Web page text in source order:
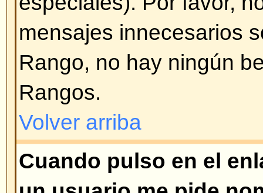
¿Cómo modifico o borro una
Al igual que con los mensajes,
borrar una encuesta generada
administrador o moderador).
encuesta, pulse en el primer
siempre es el que tiene la
han realizado votaciones, se
opciones o borrarlas. Sin